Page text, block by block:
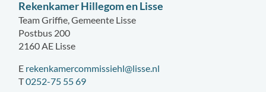
Rekenkamer Hillegom en Lisse
Team Griffie, Gemeente Lisse
Postbus 200
2160 AE Lisse
E rekenkamercommissiehl@lisse.nl
T0252-75 55 69